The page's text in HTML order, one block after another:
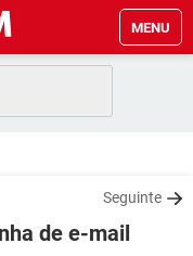
MENU
Seguinte
de e-mail